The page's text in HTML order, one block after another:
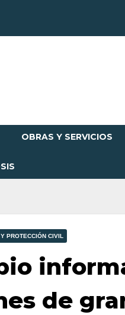
OBRAS Y SERVICIOS
PROTECCIÓN CIVIL
de